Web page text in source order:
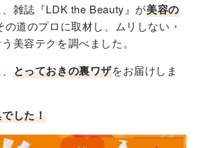
雑誌『LDK the Beauty』が美容の
道のプロに取材し、ムリしない・
美容テクを調べました。
とっておきの裏ワザをお届けしま
した！